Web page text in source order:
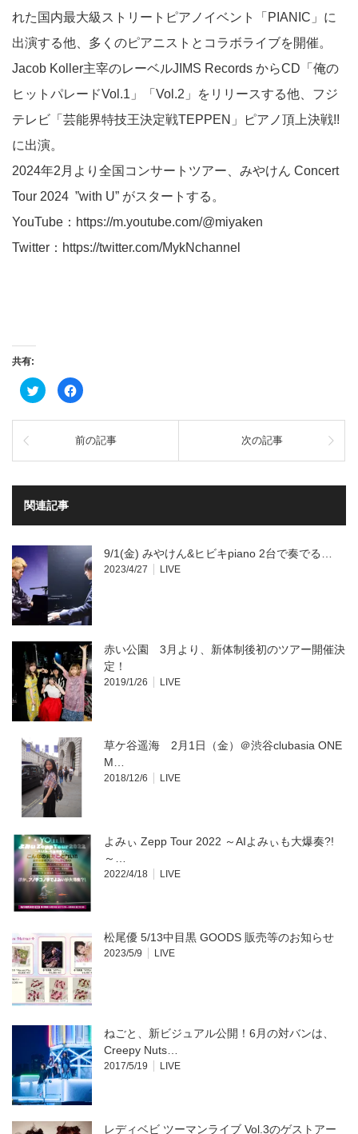
れた国内最大級ストリートピアノイベント「PIANIC」に
出演する他、多くのピアニストとコラボライブを開催。
Jacob Koller主宰のレーベルJIMS Records からCD「俺の
ヒットパレードVol.1」「Vol.2」をリリースする他、フジ
テレビ「芸能界特技王決定戦TEPPEN」ピアノ頂上決戦!!
に出演。
2024年2月より全国コンサートツアー、みやけん Concert
Tour 2024 ”with U” がスタートする。
YouTube： https://m.youtube.com/@miyaken
Twitter： https://twitter.com/MykNchannel
共有:
ク
リ
ク
共
(新
い
ウ
ィ
ウ
で
開
き
ま
す)
Facebook
で
有
る
に
ク
ッ
く
い
(新
し
い
ィ
ン
ド
ウ
開
き
ま
す)
前の記事 次の記事
関連記事
9/1(金) みやけん&ヒビキpiano 2台で奏でる…
2023/4/27 LIVE
赤い公園 3月より、新体制後初のツアー開催決
定！
2019/1/26 LIVE
草ケ谷遥海 2月1日（金）＠渋谷clubasia ONE
M…
2018/12/6 LIVE
よみぃ Zepp Tour 2022 ～AIよみぃも大爆奏?!
～…
2022/4/18 LIVE
松尾優 5/13中目黒 GOODS 販売等のお知らせ
2023/5/9 LIVE
ねごと、新ビジュアル公開！6月の対バンは、
Creepy Nuts…
2017/5/19 LIVE
レディベビ ツーマンライブ Vol.3のゲストアー